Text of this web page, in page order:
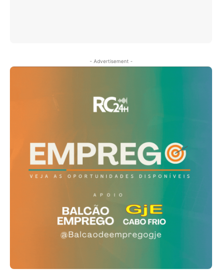
- Advertisement -